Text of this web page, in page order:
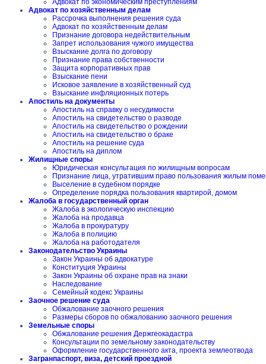
Адвокат по экономическим преступлениям
Адвокат по хозяйственным делам
Рассрочка выполнения решения суда
Адвокат по хозяйственным делам
Признание договора недействительным
Запрет использования чужого имущества
Взыскание долга по договору
Признание права собственности
Защита корпоративных прав
Взыскание пени
Исковое заявление в хозяйственный суд
Взыскание инфляционных потерь
Апостиль на документы
Апостиль на справку о несудимости
Апостиль на свидетельство о разводе
Апостиль на свидетельство о рождении
Апостиль на свидетельство о браке
Апостиль на решение суда
Апостиль на диплом
Жилищные споры
Юридическая консультация по жилищным вопросам
Признание лица, утратившим право пользования жилым
Выселение в судебном порядке
Определение порядка пользования квартирой, домом
Жалоба в государственный орган
Жалоба в экологическую инспекцию
Жалоба на продавца
Жалоба в прокуратуру
Жалоба в полицию
Жалоба на работодателя
Законодательство Украины
Закон Украины об адвокатуре
Конституция Украины
Закон Украины об охране прав на знаки
Наследование
Семейный кодекс Украины
Заочное решение суда
Обжалование заочного решения
Размеры сборов по обжалованию заочного решения
Земельные споры
Обжалование решения Держгеокадастра
Консультации по земельному законодательству
Оформление государственного акта, проекта землеотвода
Загранпаспорт, виза, детский проездной